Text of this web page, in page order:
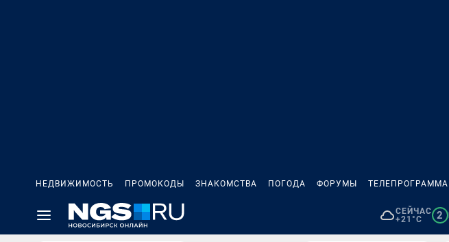
НЕДВИЖИМОСТЬ ПРОМОКОДЫ ЗНАКОМСТВА ПОГОДА ФОРУМЫ ТЕЛЕПРОГРАММА
СЕЙЧАС
+21°C
2